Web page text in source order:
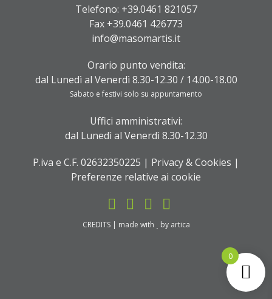
Telefono: +39.0461 821057
Fax +39.0461 426773
info@masomartis.it
Orario punto vendita:
dal Lunedì al Venerdì 8.30-12.30 / 14.00-18.00
Sabato e festivi solo su appuntamento
Uffici amministrativi:
dal Lunedì al Venerdì 8.30-12.30
P.iva e C.F. 02632350225 | Privacy & Cookies |
Preferenze relative ai cookie
CREDITS | made with by artica
0